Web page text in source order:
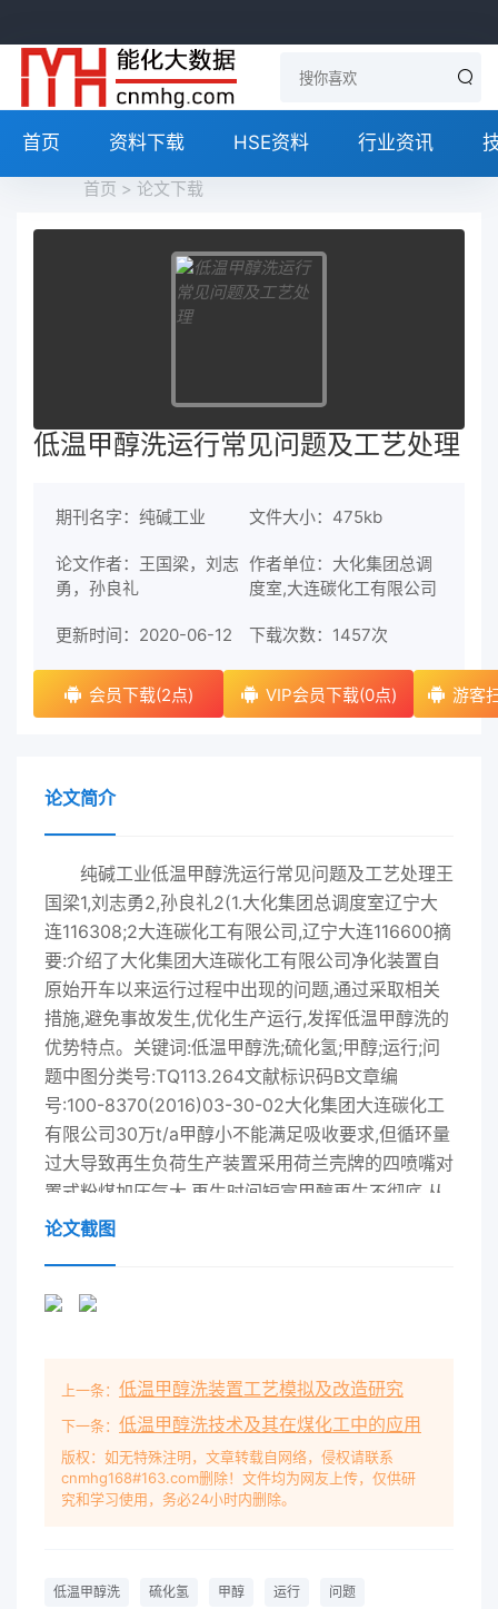
首页 资料下载 HSE资料 行业资讯
首页 > 论文下载
低温甲醇洗运行常见问题及工艺处理
期刊名字：纯碱工业 文件大小：475kb
论文作者：王国梁，刘志
勇，孙良礼
作者单位：大化集团总调
度室,大连碳化工有限公司
更新时间：2020-06-12 下载次数： 1457次
会员下载(2点) VIP会员下载(0点) 游客
论文简介
纯碱工业低温甲醇洗运行常见问题及工艺处理王
国梁1,刘志勇2,孙良礼2(1.大化集团总调度室辽宁大
连116308;2大连碳化工有限公司,辽宁大连116600摘
要:介绍了大化集团大连碳化工有限公司净化装置自
原始开车以来运行过程中出现的问题,通过采取相关
措施,避免事故发生,优化生产运行,发挥低温甲醇洗的
优势特点。关键词:低温甲醇洗;硫化氢;甲醇;运行;问
题中图分类号:TQ113.264文献标识码B文章编
号:100-8370(2016)03-30-02大化集团大连碳化工
有限公司30万t/a甲醇小不能满足吸收要求,但循环量
过大导致再生负荷生产装置采用荷兰壳牌的四喷嘴对
置式粉煤加压气大,再生时间短富甲醇再生不彻底,从
而导致贫甲化技术,水煤气部分变换工艺、大连理工
压甲CO2的量减少,进人下塔的甲醇在H2S吸收段因
我公司自原始开车以来低温甲醇洗运行塔,进而影响
吸收效果。经过多次开车证明,在一定过程中出现的
问题进行分析总结,提出个人的观点负荷下,甲醇循环
量降低,系统冷量越易平衡,总硫和操作建议。的合格
时间也越快。1.2甲醇的温度指标1开车接气时H2S长
是1.1甲醇循环量控制由溶解了CO2的甲醇在闪蒸罐
论文截图
上一条： 低温甲醇洗装置工艺模拟及改造研究
下一条： 低温甲醇洗技术及其在煤化工中的应用
版权：如无特殊注明，文章转载自网络，侵权请联系
cnmhg168#163.com删除！文件均为网友上传，仅供研
究和学习使用，务必24小时内删除。
低温甲醇洗 硫化氢 甲醇 运行 问题